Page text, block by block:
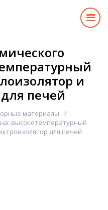
и
печей
материалы
высокотемпературный
для печей